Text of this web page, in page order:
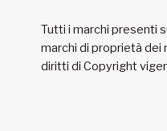
Tutti i marchi presenti
marchi di proprietà dei
diritti di Copyright